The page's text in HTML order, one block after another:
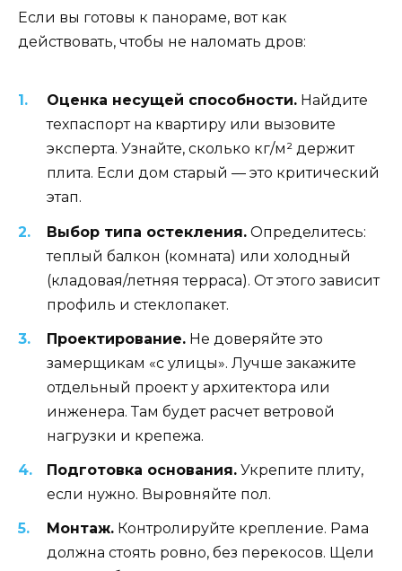
Если вы готовы к панораме, вот как
действовать, чтобы не наломать дров:
Оценка несущей способности. Найдите
техпаспорт на квартиру или вызовите
эксперта. Узнайте, сколько кг/м² держит
плита. Если дом старый — это критический
этап.
Выбор типа остекления. Определитесь:
теплый балкон (комната) или холодный
(кладовая/летняя терраса). От этого зависит
профиль и стеклопакет.
Проектирование. Не доверяйте это
замерщикам «с улицы». Лучше закажите
отдельный проект у архитектора или
инженера. Там будет расчет ветровой
нагрузки и крепежа.
Подготовка основания. Укрепите плиту,
если нужно. Выровняйте пол.
Монтаж. Контролируйте крепление. Рама
должна стоять ровно, без перекосов. Щели